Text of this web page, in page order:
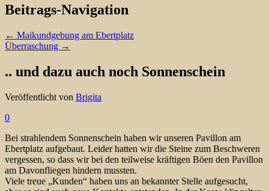
Beitrags-Navigation
← Maikundgebung am Ebertplatz
Überraschung →
.. und dazu auch noch Sonnenschein
Veröffentlicht von Brigita
0
Bei strahlendem Sonnenschein haben wir unseren Pavillon am
Ebertplatz aufgebaut. Leider hatten wir die Steine zum Beschweren
vergessen, so dass wir bei den teilweise kräftigen Böen den Pavillon
am Davonfliegen hindern mussten.
Viele treue „Kunden“ haben uns an bekannter Stelle aufgesucht,